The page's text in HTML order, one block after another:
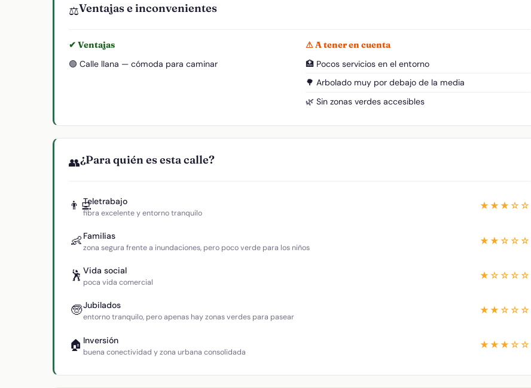
⚖️Ventajas e inconvenientes
✔ Ventajas
🟢 Calle llana — cómoda para caminar
⚠ A tener en cuenta
🏥 Pocos servicios en el entorno
🌳 Arbolado muy por debajo de la media
🌿 Sin zonas verdes accesibles
👥¿Para quién es esta calle?
👨‍💻Teletrabajo
fibra excelente y entorno tranquilo
★★★☆☆
👶 Familias
zona segura frente a inundaciones, pero poco verde para los niños
★★☆☆☆
🕺 Vida social
poca vida comercial
★☆☆☆☆
🧓Jubilados
entorno tranquilo, pero apenas hay zonas verdes para pasear
★★☆☆☆
🏠 Inversión
buena conectividad y zona urbana consolidada
★★★☆☆